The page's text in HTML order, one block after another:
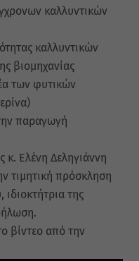
καλλυντικών
καλλυντικών
βιομηχανίας
των φυτικών
παραγωγή
κ. Ελένη Δεληγιάννη
τιμητική πρόσκληση
της
βίντεο από την